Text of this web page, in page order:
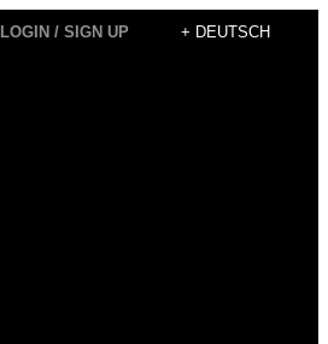
LOGIN / SIGN UP + DEUTSCH